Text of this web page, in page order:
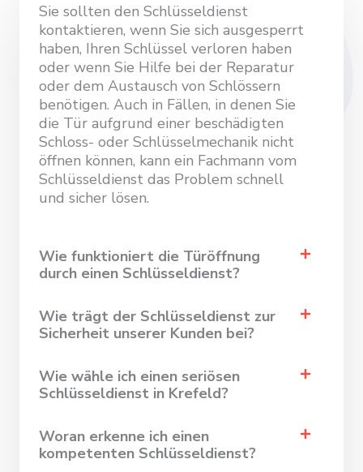
Sie sollten den Schlüsseldienst
kontaktieren, wenn Sie sich ausgesperrt
haben, Ihren Schlüssel verloren haben
oder wenn Sie Hilfe bei der Reparatur
oder dem Austausch von Schlössern
benötigen. Auch in Fällen, in denen Sie
die Tür aufgrund einer beschädigten
Schloss- oder Schlüsselmechanik nicht
öffnen können, kann ein Fachmann vom
Schlüsseldienst das Problem schnell
und sicher lösen.
Wie funktioniert die Türöffnung
durch einen Schlüsseldienst?
Wie trägt der Schlüsseldienst zur
Sicherheit unserer Kunden bei?
Wie wähle ich einen seriösen
Schlüsseldienst in Krefeld?
Woran erkenne ich einen
kompetenten Schlüsseldienst?